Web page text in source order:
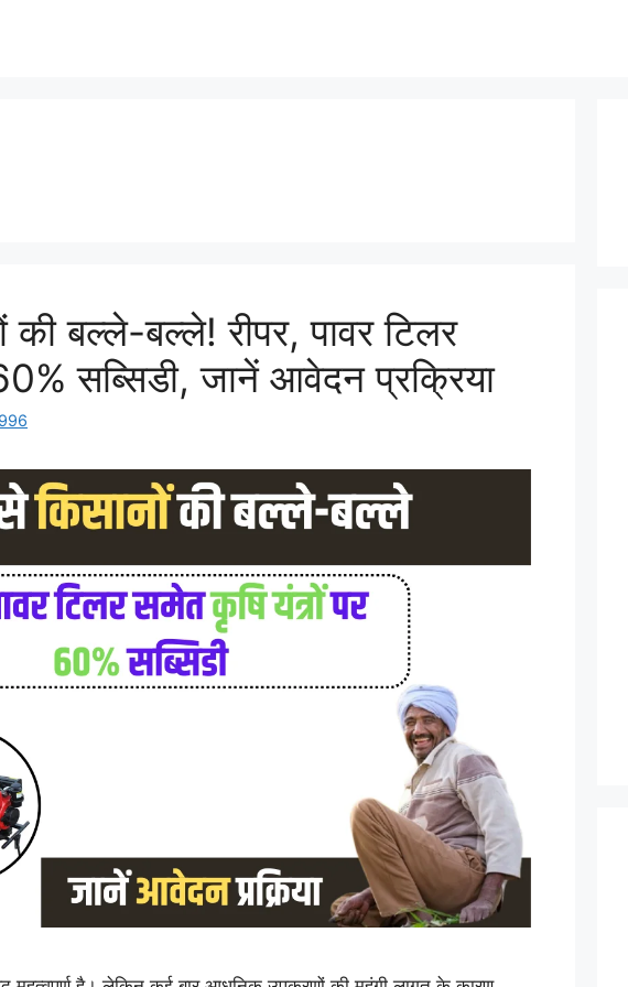
की बल्ले-बल्ले! रीपर, पावर टिलर
सब्सिडी, जानें आवेदन प्रक्रिया